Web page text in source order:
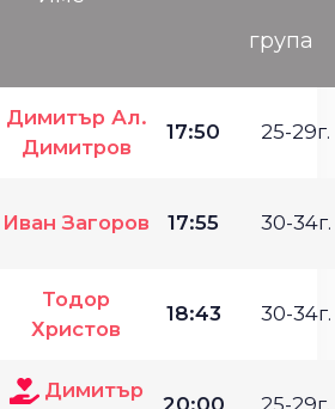
група
Димитър Ал.
Димитров
17:50 25-29г.
Иван Загоров 17:55 30-34г.
Тодор
Христов
18:43 30-34г.
Димитър
20:00 25-29г.